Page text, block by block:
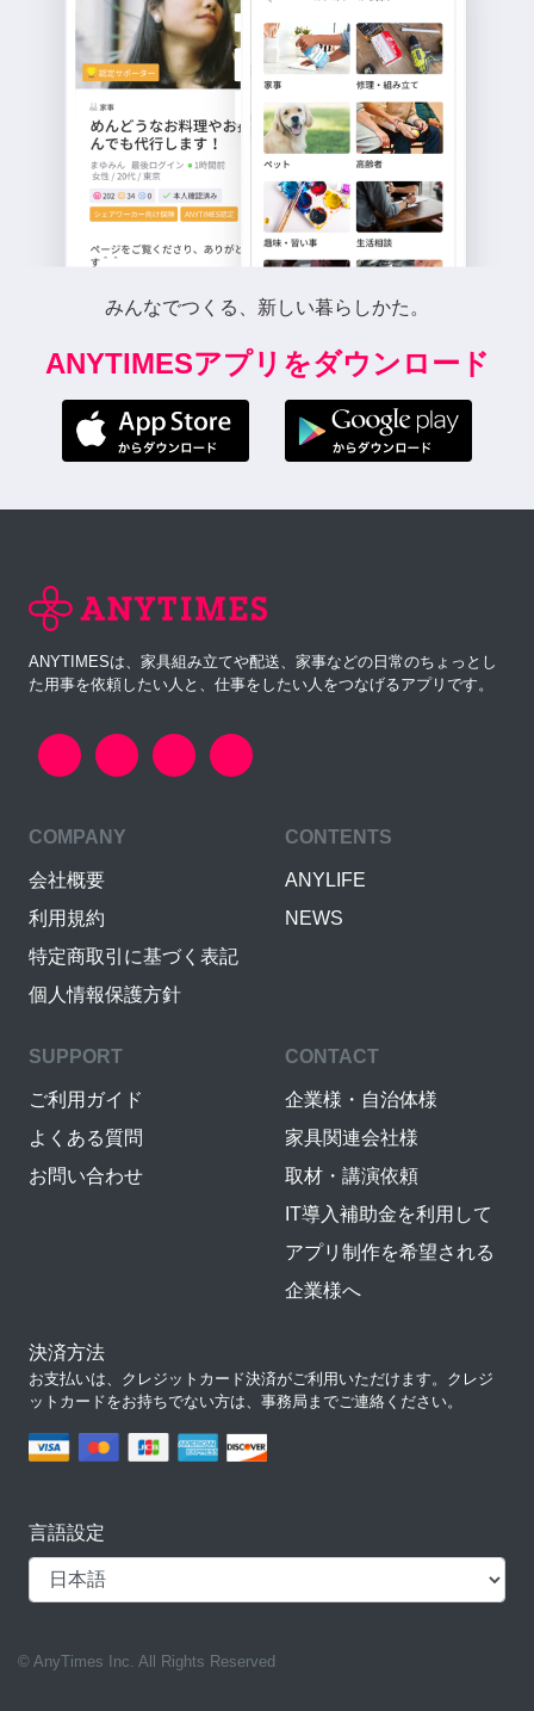
みんなでつくる、新しい暮らしかた。
ANYTIMESアプリをダウンロード
ANYTIMESは、家具組み立てや配送、家事などの日常のちょっとし
た用事を依頼したい人と、仕事をしたい人をつなげるアプリです。
COMPANY
会社概要
利用規約
特定商取引に基づく表記
個人情報保護方針
CONTENTS
ANYLIFE
NEWS
SUPPORT
ご利用ガイド
よくある質問
お問い合わせ
CONTACT
企業様・自治体様
家具関連会社様
取材・講演依頼
IT導入補助金を利用して
アプリ制作を希望される
企業様へ
決済方法
お支払いは、クレジットカード決済がご利用いただけます。クレジ
ットカードをお持ちでない方は、事務局までご連絡ください。
言語設定
© AnyTimes Inc. All Rights Reserved